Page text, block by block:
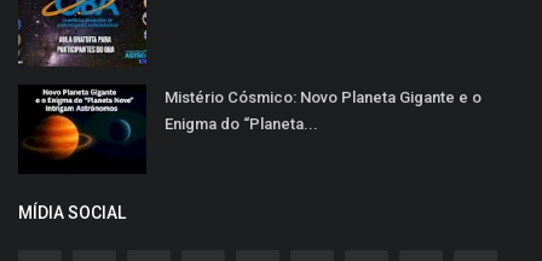
Mistério Cósmico: Novo Planeta Gigante e o
Enigma do “Planeta...
MÍDIA SOCIAL